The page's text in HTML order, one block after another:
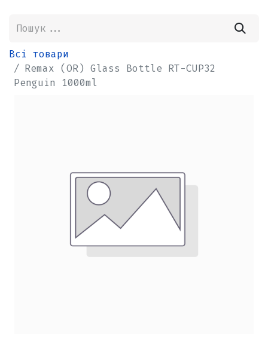
Всі товари
Remax (OR) Glass Bottle RT-CUP32
Penguin 1000ml